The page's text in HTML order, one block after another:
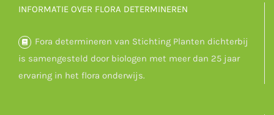
INFORMATIE OVER FLORA DETERMINEREN
Fora determineren van Stichting Planten dichterbij
is samengesteld door biologen met meer dan 25 jaar
ervaring in het flora onderwijs.